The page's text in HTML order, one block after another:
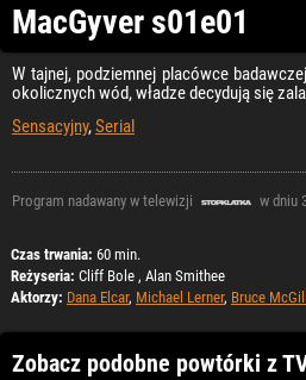
MacGyver s01e01
W tajnej, podziemnej placówce
okolicznych wód, władze decydują się
Sensacyjny,Serial
Program nadawany w telewizji w dniu
Czas trwania: 60 min.
Reżyseria: Cliff Bole , Alan Smithee
Aktorzy: Dana Elcar, Michael Lerner, Bruce McGill
Zobacz podobne powtórki z